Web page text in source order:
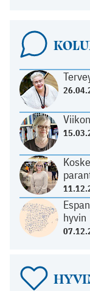
hyvin